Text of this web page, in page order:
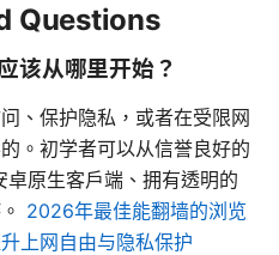
Questions
该从哪里开始？
、保护隐私，或者在受限网
。初学者可以从信誉良好的
原生客户端、拥有透明的
2026年最佳能翻墙的浏览
上网自由与隐私保护